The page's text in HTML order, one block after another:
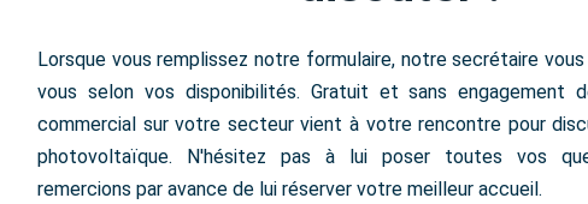
Lorsque vous remplissez notre formulaire, notre secrétaire
vous selon vos disponibilités. Gratuit et sans engagement
commercial sur votre secteur vient à votre rencontre pour
photovoltaïque. N'hésitez pas à lui poser toutes vos
remercions par avance de lui réserver votre meilleur accueil.